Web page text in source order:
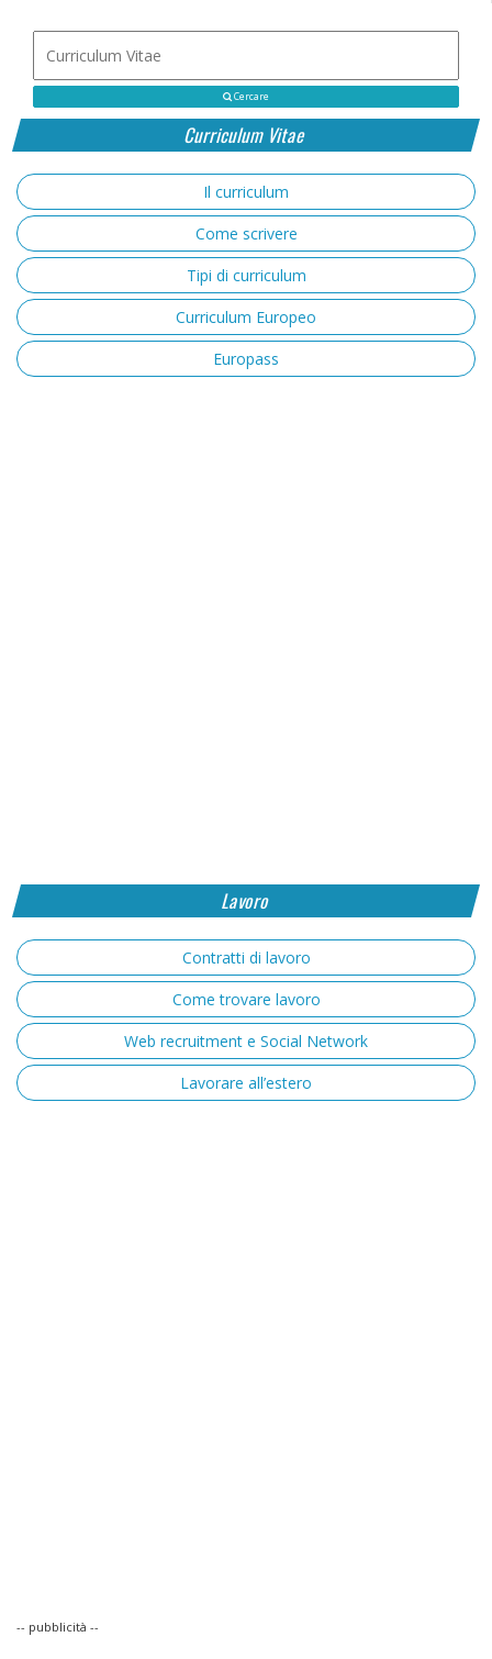
Cercare
Curriculum Vitae
Il curriculum
Come scrivere
Tipi di curriculum
Curriculum Europeo
Europass
Lavoro
Contratti di lavoro
Come trovare lavoro
Web recruitment e Social Network
Lavorare all’estero
-- pubblicità --